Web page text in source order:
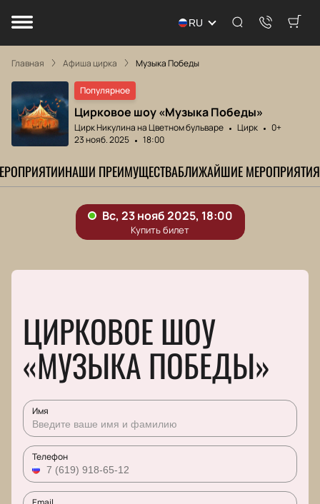
RU
Главная Афиша цирка Музыка Победы
Популярное
Цирковое шоу «Музыка Победы»
Цирк Никулина на Цветном бульваре Цирк
0+
23 нояб. 2025
18:00
НАШИ ПРЕИМУЩЕСТВАБЛИЖАЙШИЕ МЕРОПРИЯТИЯ
ЦИРКОВОЕ ШОУ
«МУЗЫКА ПОБЕДЫ»
Имя
Телефон